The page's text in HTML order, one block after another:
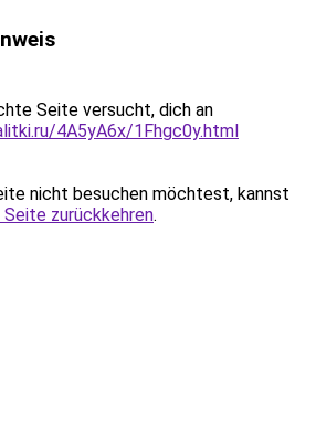
Seite versucht, dich an
4A5yA6x/1Fhgc0y.html
nicht besuchen möchtest, kannst
Seite zurückkehren.